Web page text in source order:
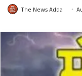
The News Adda